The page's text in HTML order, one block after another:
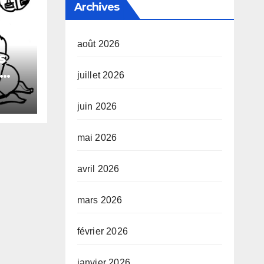
Archives
août 2026
juillet 2026
juin 2026
mai 2026
avril 2026
mars 2026
février 2026